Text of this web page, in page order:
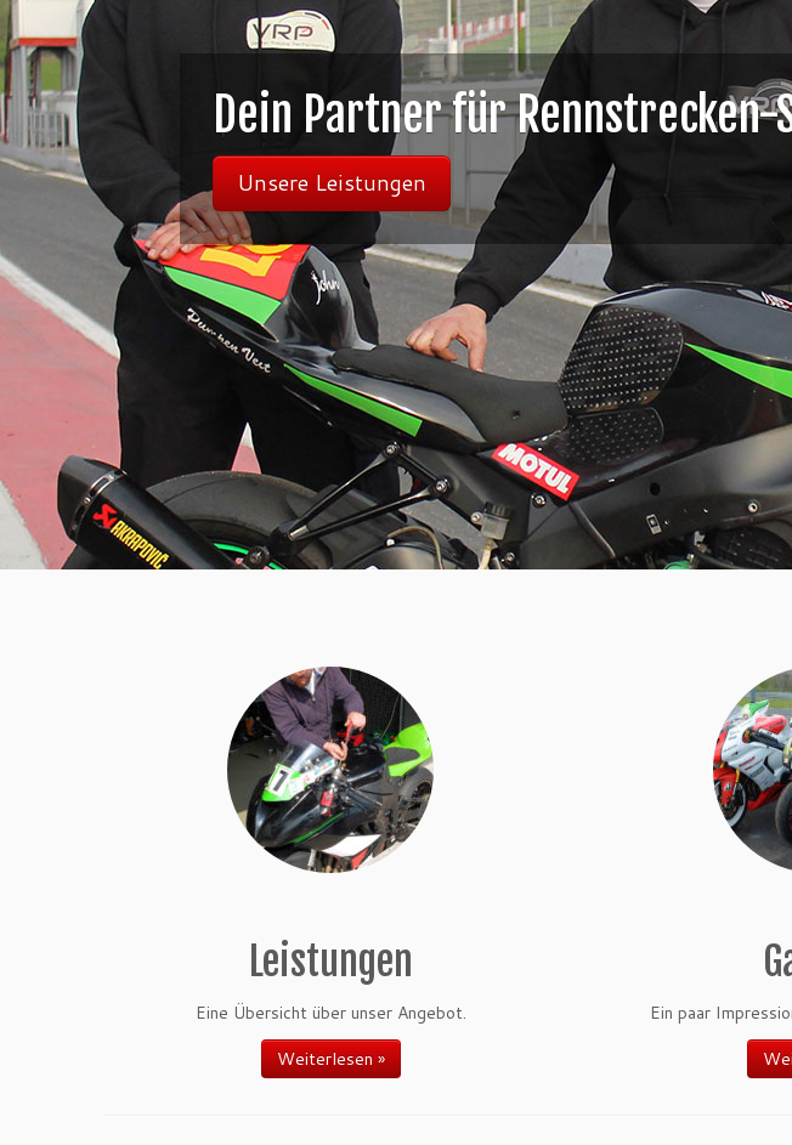
4 unserer
Wir kümmern uns um Dein Bike,
Mehr erfahren
Leistungen
Eine Übersicht über unser Angebot.
Weiterlesen »
Ein paar